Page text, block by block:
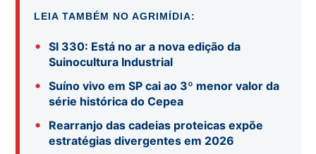
LEIA TAMBÉM NO AGRIMÍDIA:
•
SI 330: Está no ar a nova edição da
Suinocultura Industrial
•
Suíno vivo em SP cai ao 3º menor valor da
série histórica do Cepea
•
Rearranjo das cadeias proteicas expõe
estratégias divergentes em 2026